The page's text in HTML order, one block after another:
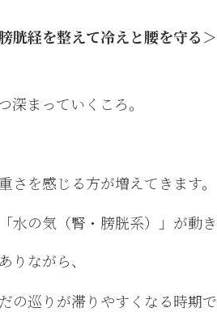
経を整えて冷えと腰を守る＞
まっていくころ。
を感じる方が増えてきます。
の気（腎・膀胱系）」が動き
ながら、
巡りが滞りやすくなる時期で